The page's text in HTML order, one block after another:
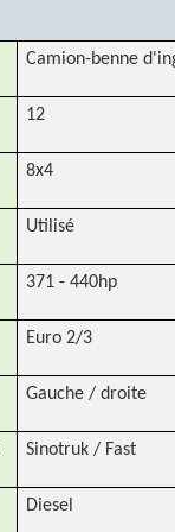
Camion-benne
12
8x4
Utilisé
371 - 440hp
Euro 2/3
Gauche / droite
Sinotruk / Fast
Diesel